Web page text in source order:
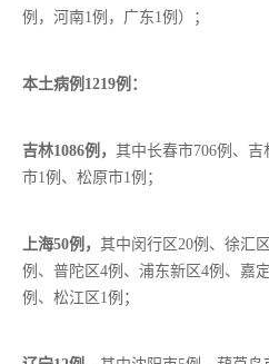
例，河南1例，广东1例）；
本土病例1219例：
吉林1086例， 其中长春市706例、吉
市1例、松原市1例；
上海50例， 其中闵行区20例、徐汇
例、普陀区4例、浦东新区4例、嘉
例、松江区1例；